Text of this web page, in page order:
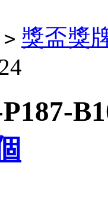
> 獎盃獎